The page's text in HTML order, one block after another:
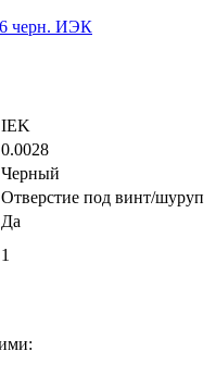
IEK
0.0028
Черный
Отверстие под винт/шуруп
Да
1